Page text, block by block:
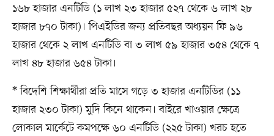
১৬৮ হাজার এনটিডি (১ লাখ ২৩ হাজার ৫২৭ থেকে ৬ লাখ ২৮
হাজার ৮৭০ টাকা)। পিএইডির জন্য প্রতিবছর অধ্যয়ন ফি ৯৬
হাজার থেকে ২ লাখ এনটিডি বা ৩ লাখ ৫৯ হাজার ৩৫৪ থেকে ৭
লাখ ৪৮ হাজার ৬৫৪ টাকা।
* বিদেশি শিক্ষার্থীরা প্রতি মাসে গড়ে ৩ হাজার এনটিডির (১১
হাজার ২৩০ টাকা) মুদি কিনে থাকেন। বাইরে খাওয়ার ক্ষেত্রে
লোকাল মার্কেটে কমপক্ষে ৬০ এনটিডি (২২৫ টাকা) খরচ হতে